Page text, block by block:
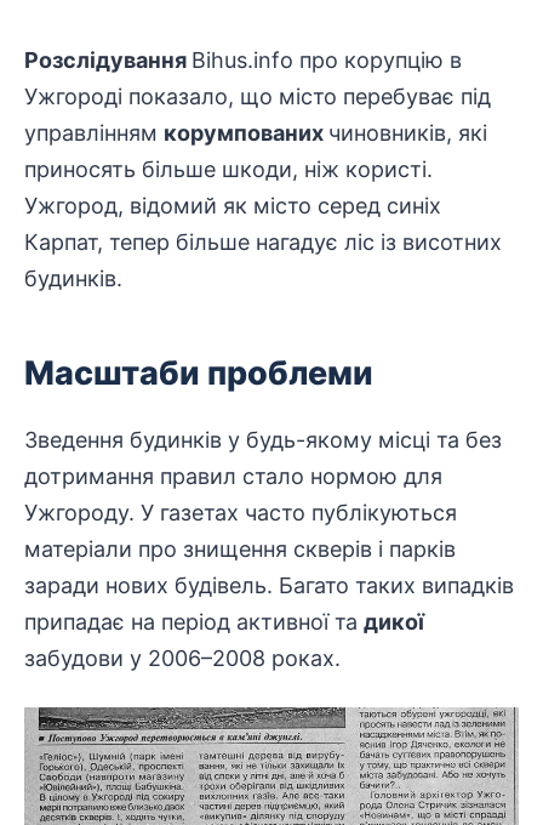
Розслідування Bihus.info про корупцію в
Ужгороді показало, що місто перебуває під
управлінням корумпованих чиновників, які
приносять більше шкоди, ніж користі.
Ужгород, відомий як місто серед синіх
Карпат, тепер більше нагадує ліс із висотних
будинків.
Масштаби проблеми
Зведення будинків у будь-якому місці та без
дотримання правил стало нормою для
Ужгороду. У газетах часто публікуються
матеріали про знищення скверів і парків
заради нових будівель. Багато таких випадків
припадає на період активної та дикої
забудови у 2006–2008 роках.